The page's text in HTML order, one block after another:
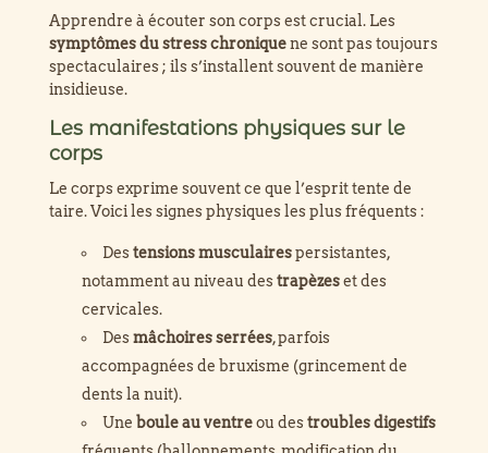
Apprendre à écouter son corps est crucial. Les
symptômes du stress chroniquene sont pas toujours
spectaculaires ; ils s’installent souvent de manière
insidieuse.
Les manifestations physiques sur le
corps
Le corps exprime souvent ce que l’esprit tente de
taire. Voici les signes physiques les plus fréquents :
Destensions musculairespersistantes,
notamment au niveau destrapèzeset des
cervicales.
Desmâchoires serrées, parfois
accompagnées de bruxisme (grincement de
dents la nuit).
Une boule au ventreou destroubles digestifs